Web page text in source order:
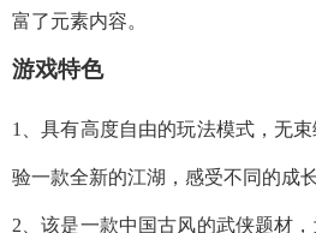
富了元素内容。
游戏特色
1、具有高度自由的玩法模式，无
验一款全新的江湖，感受不同的成长
2、该是一款中国古风的武侠题材